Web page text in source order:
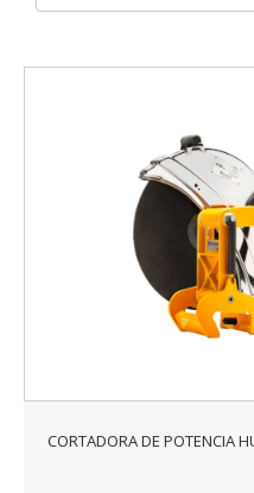
CORTADORA DE POTENCIA